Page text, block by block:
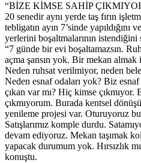
“BİZE KİMSE SAHİP
20 senedir aynı yerde taş fırın
tebligatın ayın 7’sinde yapıldığını
yerlerini boşaltmalarının istendiğini
“7 günde bir evi boşaltamazsın.
açma şansın yok. Bir mekan
Neden ruhsat verilmiyor, neden
Neden esnaf odaları yok? Biz
çıkan var mı? Hiç kimse
çıkmıyorum. Burada kentsel
yenileme projesi var. Oturuyoruz
Satışlarımız komple durdu.
devam ediyoruz. Mekan taşımak
yapacak durumum yok. Hırsızlık
konuştu.